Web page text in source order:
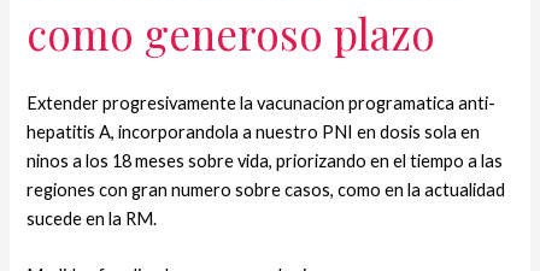
como generoso plazo
Extender progresivamente la vacunacion programatica anti-
hepatitis A, incorporandola a nuestro PNI en dosis sola en
ninos a los 18 meses sobre vida, priorizando en el tiempo a las
regiones con gran numero sobre casos, como en la actualidad
sucede en la RM.